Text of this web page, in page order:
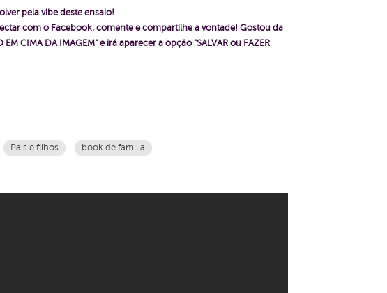
pela vibe deste ensaio!
com o Facebook, comente e compartilhe a vontade! Gostou da
CIMA DA IMAGEM" e irá aparecer a opção "SALVAR ou FAZER
Pais e filhos
book de familia